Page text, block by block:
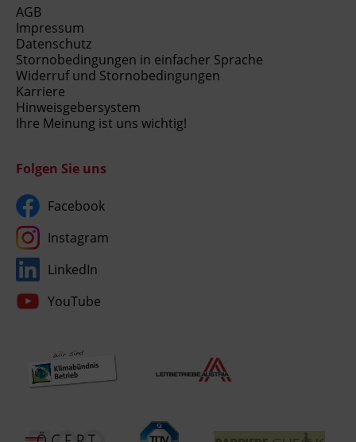
AGB
Impressum
Datenschutz
Stornobedingungen in einfacher Sprache
Widerruf und Stornobedingungen
Karriere
Hinweisgebersystem
Ihre Meinung ist uns wichtig!
Folgen Sie uns
Facebook
Instagram
LinkedIn
YouTube